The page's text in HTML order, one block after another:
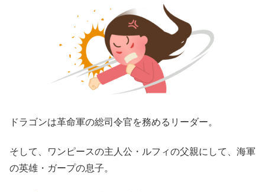
ドラゴンは革命軍の総司令官を務めるリーダー。
そして、ワンピースの主人公・ルフィの父親にして、海軍
の英雄・ガープの息子。